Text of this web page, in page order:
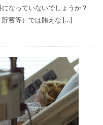
なっていないでしょうか？
蓄等）では賄えな […]